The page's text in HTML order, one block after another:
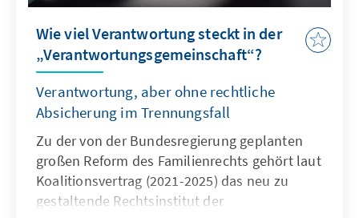
Wie viel Verantwortung steckt in der
„Verantwortungsgemeinschaft“?
Verantwortung, aber ohne rechtliche
Absicherung im Trennungsfall
Zu der von der Bundesregierung geplanten
großen Reform des Familienrechts gehört laut
Koalitionsvertrag (2021-2025) das neu zu
gestaltende Rechtsinstitut der